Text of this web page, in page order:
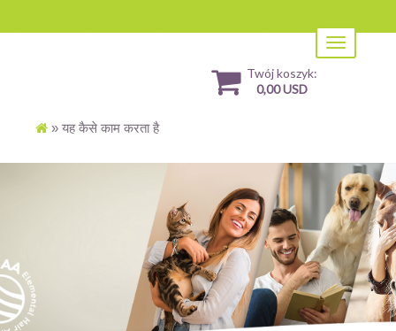
Toggle
navigation
Twój koszyk:
0,00 USD
» यह कैसे काम करता है